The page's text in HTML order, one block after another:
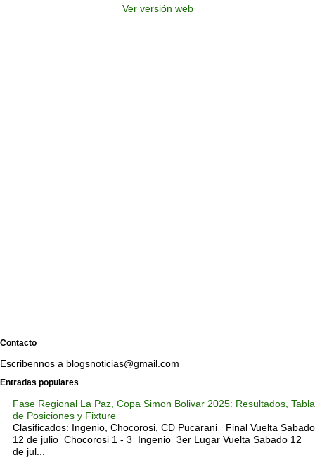
Ver versión web
Contacto
Escribennos a blogsnoticias@gmail.com
Entradas populares
Fase Regional La Paz, Copa Simon Bolivar 2025: Resultados, Tabla
de Posiciones y Fixture
Clasificados: Ingenio, Chocorosi, CD Pucarani Final Vuelta Sabado
12 de julio Chocorosi 1 - 3 Ingenio 3er Lugar Vuelta Sabado 12
de jul...